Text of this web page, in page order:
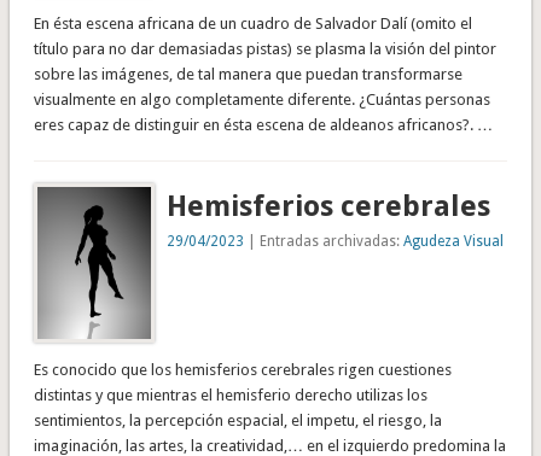
En ésta escena africana de un cuadro de Salvador Dalí (omito el
título para no dar demasiadas pistas) se plasma la visión del pintor
sobre las imágenes, de tal manera que puedan transformarse
visualmente en algo completamente diferente. ¿Cuántas personas
eres capaz de distinguir en ésta escena de aldeanos africanos?. …
Hemisferios cerebrales
29/04/2023 | Entradas archivadas:Agudeza Visual
Es conocido que los hemisferios cerebrales rigen cuestiones
distintas y que mientras el hemisferio derecho utilizas los
sentimientos, la percepción espacial, el impetu, el riesgo, la
imaginación, las artes, la creatividad,… en el izquierdo predomina la